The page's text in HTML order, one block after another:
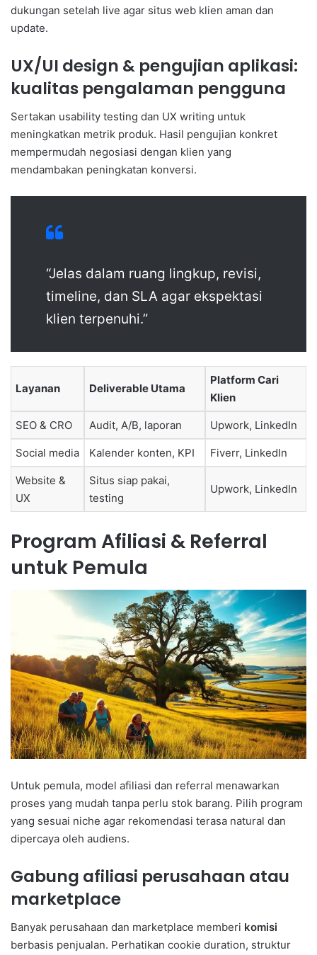
dukungan setelah live agar situs web klien aman dan
update.
UX/UI design & pengujian aplikasi:
kualitas pengalaman pengguna
Sertakan usability testing dan UX writing untuk
meningkatkan metrik produk. Hasil pengujian konkret
mempermudah negosiasi dengan klien yang
mendambakan peningkatan konversi.
“Jelas dalam ruang lingkup, revisi,
timeline, dan SLA agar ekspektasi
klien terpenuhi.”
Layanan Deliverable Utama
Platform Cari
Klien
SEO & CRO Audit, A/B, laporan Upwork, LinkedIn
Social media Kalender konten, KPI Fiverr, LinkedIn
Website &
UX
Situs siap pakai,
testing
Upwork, LinkedIn
Program Afiliasi & Referral
untuk Pemula
Untuk pemula, model afiliasi dan referral menawarkan
proses yang mudah tanpa perlu stok barang. Pilih program
yang sesuai niche agar rekomendasi terasa natural dan
dipercaya oleh audiens.
Gabung afiliasi perusahaan atau
marketplace
Banyak perusahaan dan marketplace memberi komisi
berbasis penjualan. Perhatikan cookie duration, struktur